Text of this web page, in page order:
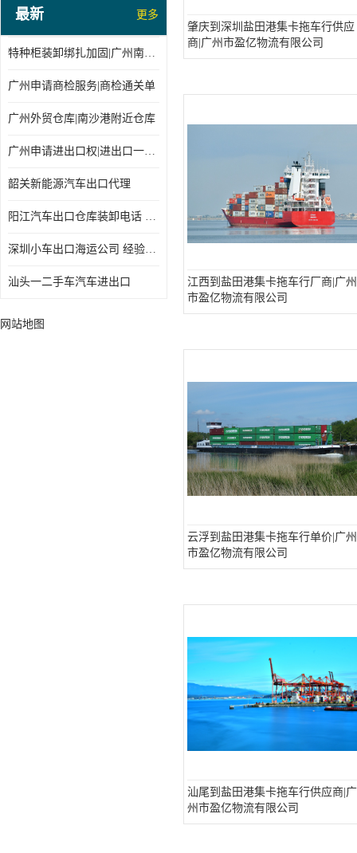
最新 更多
特种柜装卸绑扎加固|广州南沙仓库装卸
广州申请商检服务|商检通关单
广州外贸仓库|南沙港附近仓库
广州申请进出口权|进出口一站式
韶关新能源汽车出口代理
阳江汽车出口仓库装卸电话 经验丰富
深圳小车出口海运公司 经验丰富
汕头一二手车汽车进出口
肇庆到深圳盐田港集卡拖车行供应
商|广州市盈亿物流有限公司
江西到盐田港集卡拖车行厂商|广州
市盈亿物流有限公司
云浮到盐田港集卡拖车行单价|广州
市盈亿物流有限公司
汕尾到盐田港集卡拖车行供应商|广
州市盈亿物流有限公司
网站地图